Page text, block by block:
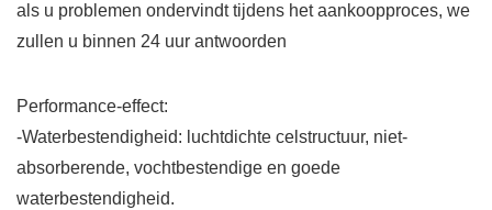
als u problemen ondervindt tijdens het aankoopproces, we
zullen u binnen 24 uur antwoorden
Performance-effect:
-Waterbestendigheid: luchtdichte celstructuur, niet-
absorberende, vochtbestendige en goede
waterbestendigheid.